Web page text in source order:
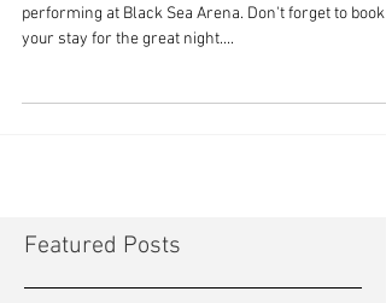
performing at Black Sea Arena. Don't forget to book
your stay for the great night....
Featured Posts